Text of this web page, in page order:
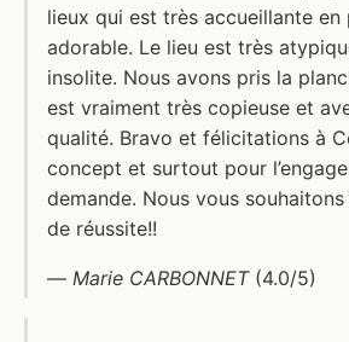
lieux qui est très accueillante en
adorable. Le lieu est très
insolite. Nous avons pris la
est vraiment très copieuse et
qualité. Bravo et félicitations à
concept et surtout pour
demande. Nous vous
de réussite!!
— Marie CARBONNET(4.0/5)